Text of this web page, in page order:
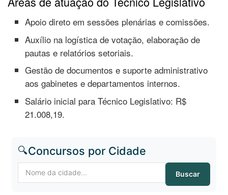
Apoio direto em sessões plenárias e comissões.
Auxílio na logística de votação, elaboração de
pautas e relatórios setoriais.
Gestão de documentos e suporte administrativo
aos gabinetes e departamentos internos.
Salário inicial para Técnico Legislativo: R$
21.008,19.
🔍Concursos por Cidade
Buscar